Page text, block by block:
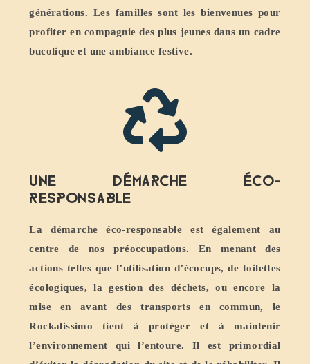
générations. Les familles sont les bienvenues pour
profiter en compagnie des plus jeunes dans un cadre
bucolique et une ambiance festive.
Une démarche éco-
responsable
La démarche éco-responsable est également au
centre de nos préoccupations. En menant des
actions telles que l’utilisation d’écocups, de toilettes
écologiques, la gestion des déchets, ou encore la
mise en avant des transports en commun, le
Rockalissimo tient à protéger et à maintenir
l’environnement qui l’entoure. Il est primordial